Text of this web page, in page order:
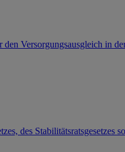
Versorgungsausgleich in
des Stabilitätsratsgesetzes